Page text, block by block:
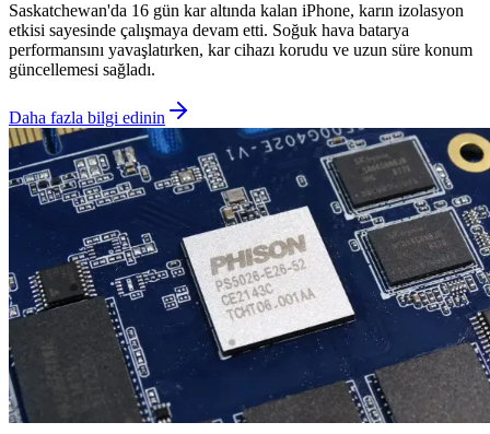
Saskatchewan'da 16 gün kar altında kalan iPhone, karın izolasyon
etkisi sayesinde çalışmaya devam etti. Soğuk hava batarya
performansını yavaşlatırken, kar cihazı korudu ve uzun süre konum
güncellemesi sağladı.
Daha fazla bilgi edinin